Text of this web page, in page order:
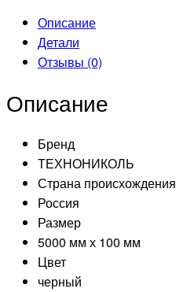
Описание
Детали
Отзывы (0)
Описание
Бренд
ТЕХНОНИКОЛЬ
Страна происхождения
Россия
Размер
5000 мм х 100 мм
Цвет
черный